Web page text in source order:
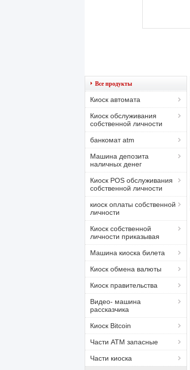
Все продукты
Киоск автомата
Киоск обслуживания
собственной личности
банкомат atm
Машина депозита
наличных денег
Киоск POS обслуживания
собственной личности
киоск оплаты собственной
личности
Киоск собственной
личности приказывая
Машина киоска билета
Киоск обмена валюты
Киоск правительства
Видео- машина
рассказчика
Киоск Bitcoin
Части ATM запасные
Части киоска